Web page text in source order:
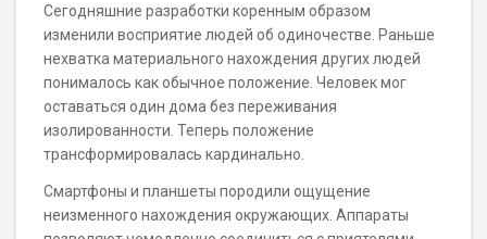
Сегодняшние разработки коренным образом
изменили восприятие людей об одиночестве. Раньше
нехватка материального нахождения других людей
понималось как обычное положение. Человек мог
оставаться один дома без переживания
изолированности. Теперь положение
трансформировалась кардинально.
Смартфоны и планшеты породили ощущение
неизменного нахождения окружающих. Аппараты